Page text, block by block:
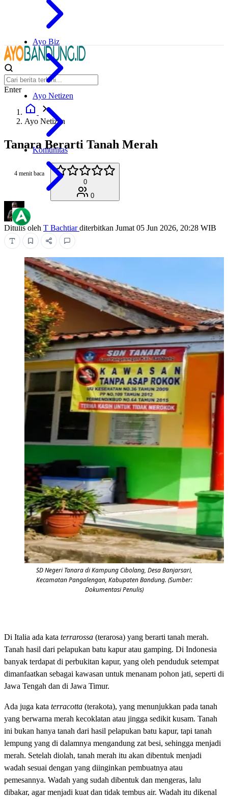
Ayo Biz
Ayo Netizen
Komunitas
Enter
Ayo Netizen
Tanara Berarti Tanah Merah
4 menit baca
0
0
Ditulis oleh T Bachtiarditerbitkan Jumat 05 Jun 2026, 20:28 WIB
SD Negeri Tanara di Kampung Cibolang, Desa Banjarsari,
Kecamatan Pangalengan, Kabupaten Bandung. (Sumber:
Dokumentasi Penulis)
Di Italia ada kata terrarossa (terarosa) yang berarti tanah merah.
Tanah hasil dari pelapukan batu kapur atau gamping. Di Indonesia
banyak terdapat di perbukitan kapur, yang oleh penduduk setempat
dimanfaatkan sebagai kawasan untuk menanam pohon jati, seperti di
Jawa Tengah dan di Jawa Timur.
Ada juga kata terracotta (terakota), yang menunjukkan pada tanah
yang berwarna merah kecoklatan atau jingga sedikit kusam. Tanah
ini bukan hanya tanah dari hasil pelapukan batu kapur, tapi tanah
lempung yang di dalamnya mengandung zat besi, sehingga menjadi
merah. Setelah diolah, tanah merah itu akan dibentuk menjadi
wadah sesuai dengan yang diinginkan pembuatnya atau
pemesannya. Wadah yang sudah dibentuk dan mengeras, lalu
dibakar, agar menjadi kuat dan tidak tembus air. Wadah itu dikenal